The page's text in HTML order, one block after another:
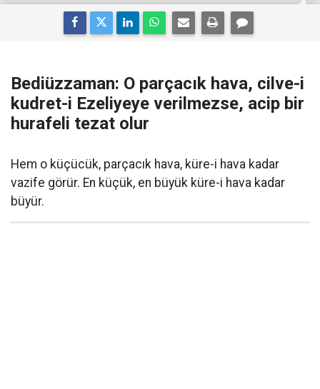
Bediüzzaman: O parçacık hava, cilve-i
kudret-i Ezeliyeye verilmezse, acip bir
hurafeli tezat olur
Hem o küçücük, parçacık hava, küre-i hava kadar
vazife görür. En küçük, en büyük küre-i hava kadar
büyür.